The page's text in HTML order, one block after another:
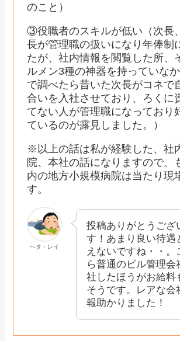
のこと）
③役職者のスキルが低い（次長
長が管理職の扱いになり年俸制
たが、社内情報を閲覧した所、
ルメン3種の神器を持っていな
で調べたら昔いた次長がコネで
合いを入社させており、ろくに
てない人が管理職になっており
ているのが露見しました。）
※以上の話は私が経験した、社
院、本社の話になりますので、
内の地方小規模病院は当たり現
す。
ヘタ・レイ
投稿ありがとうござ
す！あまり良い待遇
えないですね・・。
ら普通のビル管理会
社したほうがお給料
そうです。レアな会
報助かりました！